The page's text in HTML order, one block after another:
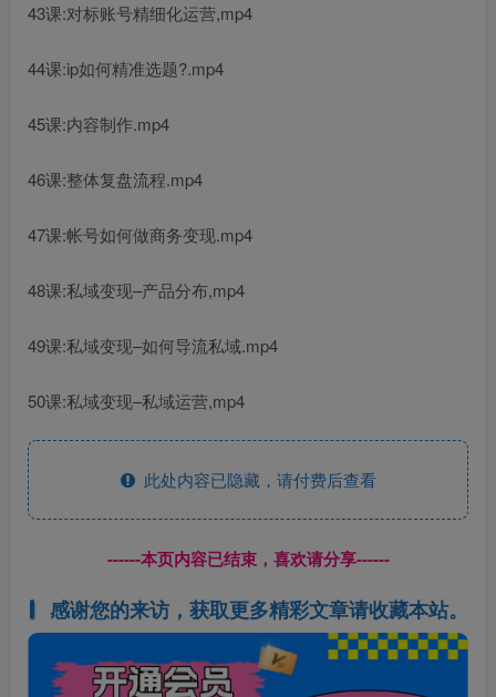
43课:对标账号精细化运营,mp4
44课:ip如何精准选题?.mp4
45课:内容制作.mp4
46课:整体复盘流程.mp4
47课:帐号如何做商务变现.mp4
48课:私域变现–产品分布,mp4
49课:私域变现–如何导流私域.mp4
50课:私域变现–私域运营,mp4
此处内容已隐藏，请付费后查看
------本页内容已结束，喜欢请分享------
感谢您的来访，获取更多精彩文章请收藏本站。